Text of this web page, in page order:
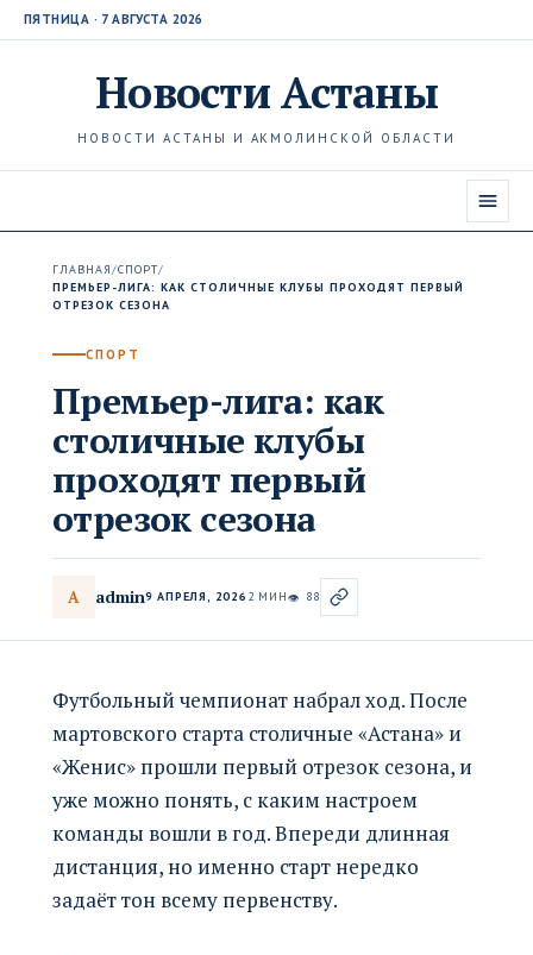
ПЯТНИЦА · 7 АВГУСТА 2026
НовостиАстаны
НОВОСТИ АСТАНЫ И АКМОЛИНСКОЙ ОБЛАСТИ
ГЛАВНАЯ/СПОРТ/
ПРЕМЬЕР-ЛИГА: КАК СТОЛИЧНЫЕ КЛУБЫ ПРОХОДЯТ ПЕРВЫЙ
ОТРЕЗОК СЕЗОНА
СПОРТ
Премьер-лига: как
столичные клубы
проходят первый
отрезок сезона
A admin9 АПРЕЛЯ, 2026 2 МИН👁 88
Футбольный чемпионат набрал ход. После
мартовского старта столичные «Астана» и
«Женис» прошли первый отрезок сезона, и
уже можно понять, с каким настроем
команды вошли в год. Впереди длинная
дистанция, но именно старт нередко
задаёт тон всему первенству.